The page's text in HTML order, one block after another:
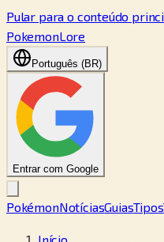
Pular para o conteúdo
PokemonLore
Português (BR)
Entrar com Google
PokémonNotíciasGuiasTipos